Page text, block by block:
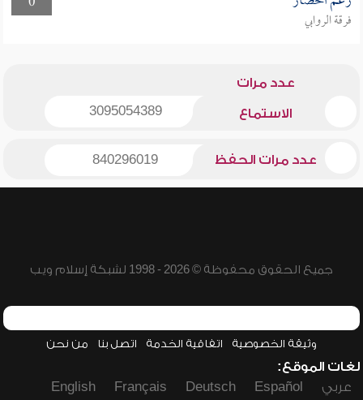
فرقة الروابي
عدد مرات
الاستماع 3095054389
عدد مرات الحفظ 840296019
جميع الحقوق محفوظة © 2026 - 1998 لشبكة إسلام ويب
وثيقة الخصوصية اتفاقية الخدمة اتصل بنا من نحن
لغات الموقع:
عربي
Español
Deutsch
Français
English